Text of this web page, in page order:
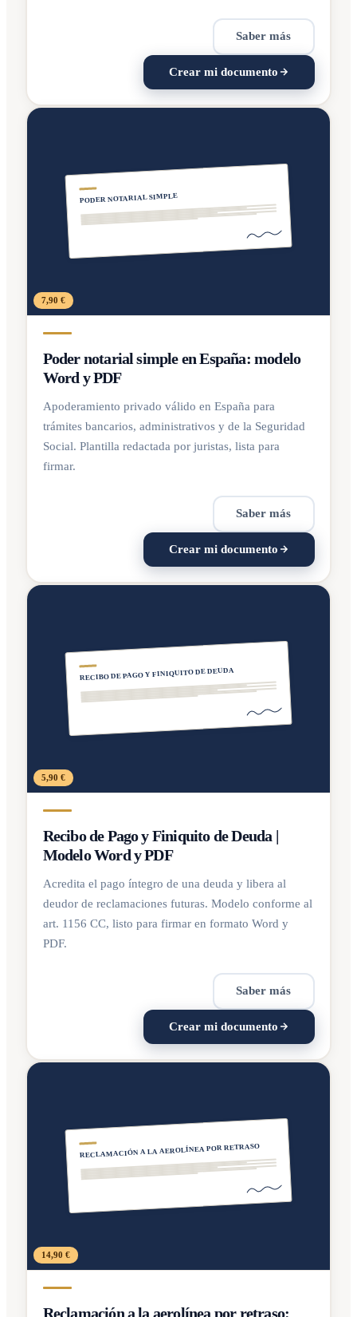
Saber más
Crear mi documento
PODER NOTARIAL SIMPLE
7,90 €
Poder notarial simple en España: modelo
Word y PDF
Apoderamiento privado válido en España para
trámites bancarios, administrativos y de la Seguridad
Social. Plantilla redactada por juristas, lista para
firmar.
Saber más
Crear mi documento
RECIBO DE PAGO Y FINIQUITO DE DEUDA
5,90 €
Recibo de Pago y Finiquito de Deuda |
Modelo Word y PDF
Acredita el pago íntegro de una deuda y libera al
deudor de reclamaciones futuras. Modelo conforme al
art. 1156 CC, listo para firmar en formato Word y
PDF.
Saber más
Crear mi documento
RECLAMACIÓN A LA AEROLÍNEA POR RETRASO
14,90 €
Reclamación a la aerolínea por retraso: